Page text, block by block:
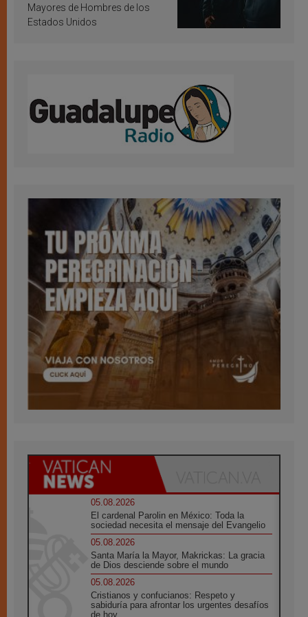
Mayores de Hombres de los
Estados Unidos
05.08.2026
El cardenal Parolin en México: Toda la
sociedad necesita el mensaje del Evangelio
05.08.2026
Santa María la Mayor, Makrickas: La gracia
de Dios desciende sobre el mundo
05.08.2026
Cristianos y confucianos: Respeto y
sabiduría para afrontar los urgentes desafíos
de hoy